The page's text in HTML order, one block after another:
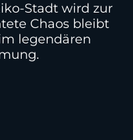
Stadt wird zur
Chaos bleibt
legendären